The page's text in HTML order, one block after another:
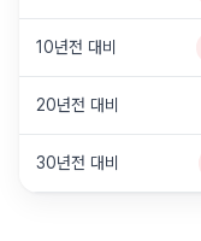
10년전 대비
20년전 대비
30년전 대비